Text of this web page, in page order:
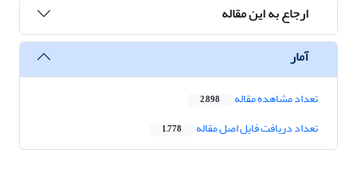
ارجاع به این مقاله
آمار
تعداد مشاهده مقاله 2,898
تعداد دریافت فایل اصل مقاله 1,778